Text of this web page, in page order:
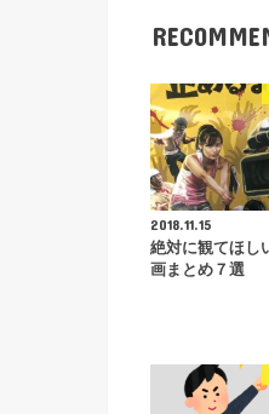
2018.11.15
絶対に観てほし
画まとめ７選